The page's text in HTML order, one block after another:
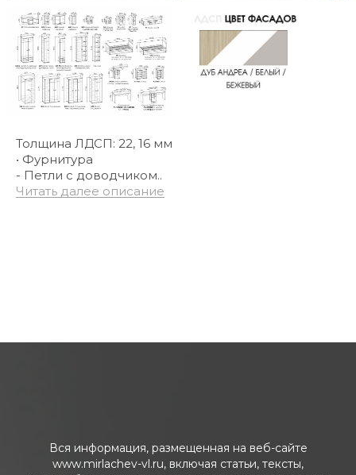
Толщина ЛДСП: 22, 16 мм
• Фурнитура
- Петли с доводчиком..
Читать далее описание
Вся информация, размещенная на веб-сайте
www.mirlachev-vl.ru, включая статьи, тексты,